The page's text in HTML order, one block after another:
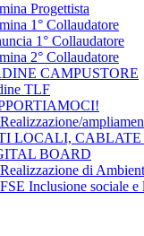
Progettista
1° Collaudatore
1° Collaudatore
2° Collaudatore
CAMPUSTORE
TLF
LOCALI, CABLATE
BOARD
di
Inclusione sociale e